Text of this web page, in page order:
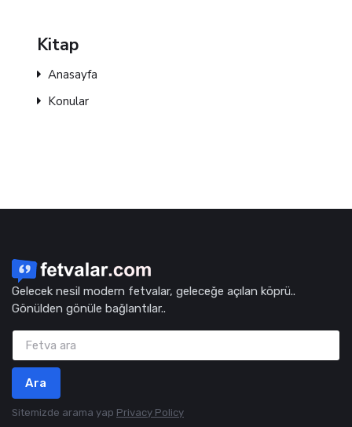
Kitap
Anasayfa
Konular
Gelecek nesil modern fetvalar, geleceğe açılan köprü..
Gönülden gönüle bağlantılar..
Ara
Sitemizde arama yap Privacy Policy